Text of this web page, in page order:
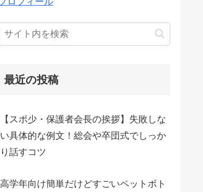
最近の投稿
【スポ少・保護者会長の挨拶】失敗しな
い具体的な例文！総会や卒団式でしっか
り話すコツ
高学年向け簡単だけどすごいペットボト